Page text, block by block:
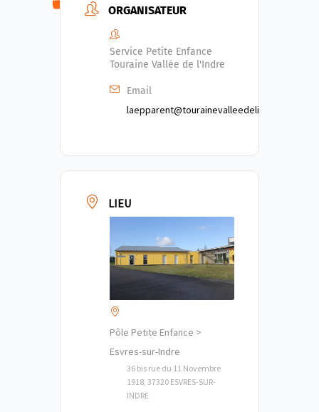
ORGANISATEUR
Service Petite Enfance
Touraine Vallée de l'Indre
Email
laepparent@tourainevalleedelindre.fr
LIEU
Pôle Petite Enfance >
Esvres-sur-Indre
36 bis rue du 11 Novembre
1918, 37320 ESVRES-SUR-
INDRE